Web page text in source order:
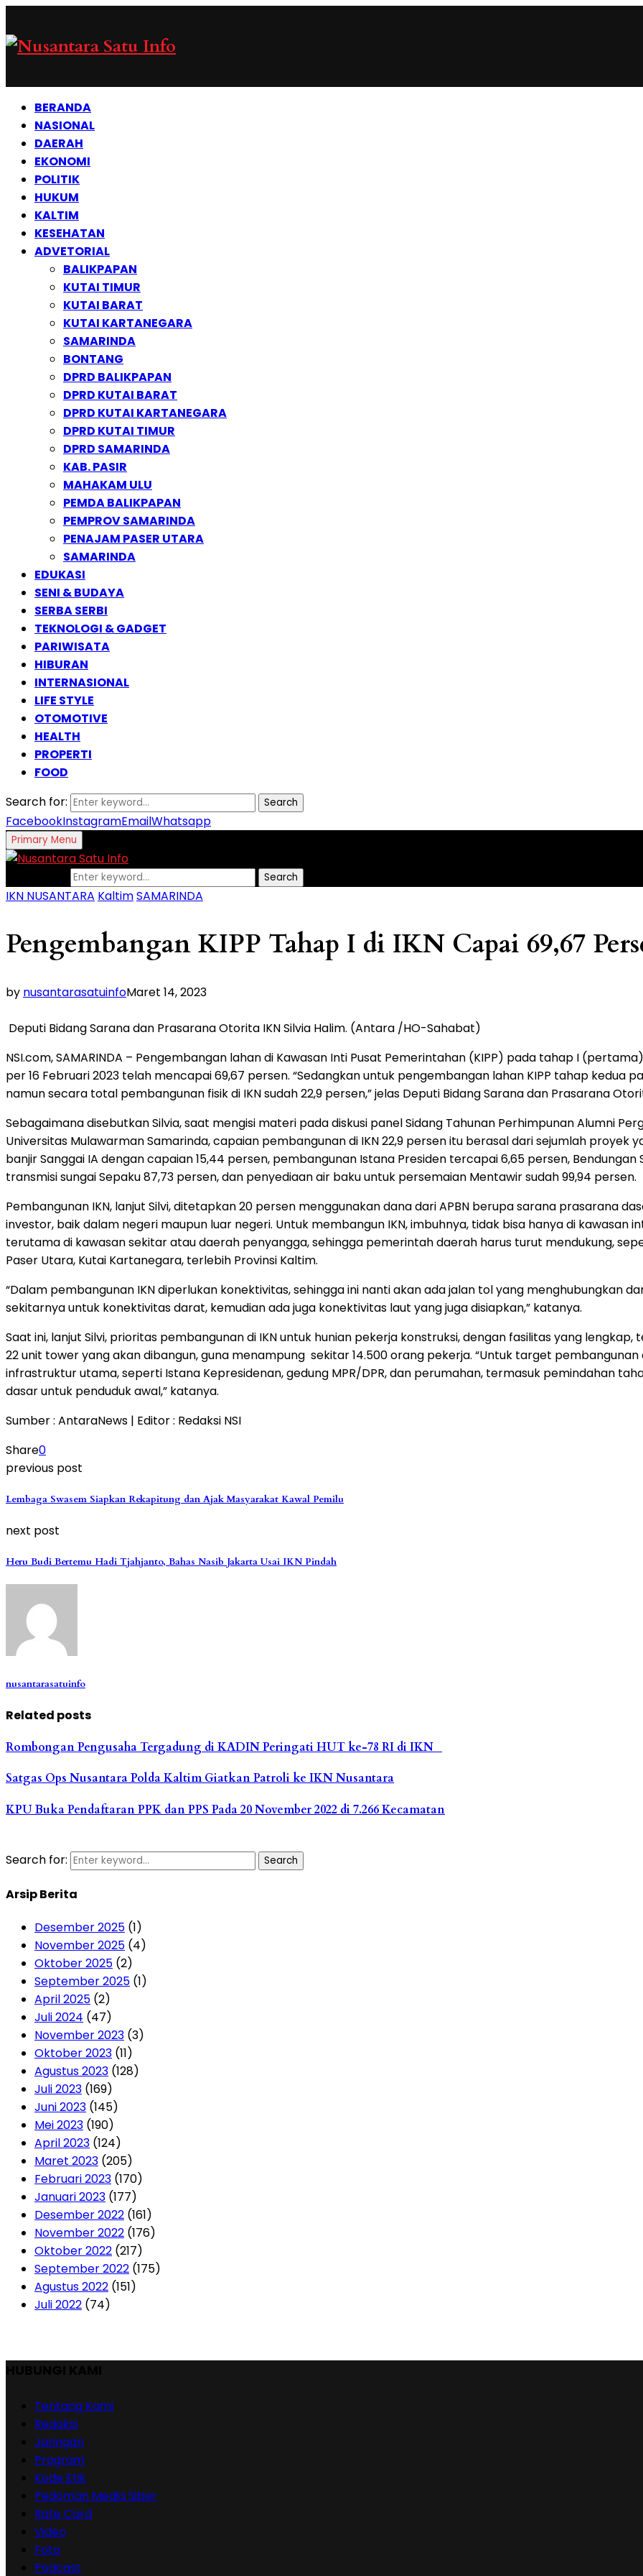
BERANDA
NASIONAL
DAERAH
EKONOMI
POLITIK
HUKUM
KALTIM
KESEHATAN
ADVETORIAL
BALIKPAPAN
KUTAI TIMUR
KUTAI BARAT
KUTAI KARTANEGARA
SAMARINDA
BONTANG
DPRD BALIKPAPAN
DPRD KUTAI BARAT
DPRD KUTAI KARTANEGARA
DPRD KUTAI TIMUR
DPRD SAMARINDA
KAB. PASIR
MAHAKAM ULU
PEMDA BALIKPAPAN
PEMPROV SAMARINDA
PENAJAM PASER UTARA
SAMARINDA
EDUKASI
SENI & BUDAYA
SERBA SERBI
TEKNOLOGI & GADGET
PARIWISATA
HIBURAN
INTERNASIONAL
LIFE STYLE
OTOMOTIVE
HEALTH
PROPERTI
FOOD
Search for:
Search
FacebookInstagramEmailWhatsapp
Primary Menu
Search
IKN NUSANTARA KaltimSAMARINDA
Pengembangan KIPP Tahap I di IKN Capai 69,67
by nusantarasatuinfoMaret 14, 2023
Deputi Bidang Sarana dan Prasarana Otorita IKN Silvia Halim. (Antara /HO-Sahabat)
NSI.com, SAMARINDA – Pengembangan lahan di Kawasan Inti Pusat Pemerintahan (KIPP) pada tahap I
per 16 Februari 2023 telah mencapai 69,67 persen. “Sedangkan untuk pengembangan lahan KIPP tahap kedua
namun secara total pembangunan fisik di IKN sudah 22,9 persen,” jelas Deputi Bidang Sarana dan Prasarana
Sebagaimana disebutkan Silvia, saat mengisi materi pada diskusi panel Sidang Tahunan Perhimpunan Alumni
Universitas Mulawarman Samarinda, capaian pembangunan di IKN 22,9 persen itu berasal dari sejumlah proyek
banjir Sanggai IA dengan capaian 15,44 persen, pembangunan Istana Presiden tercapai 6,65 persen,
transmisi sungai Sepaku 87,73 persen, dan penyediaan air baku untuk persemaian Mentawir sudah 99,94 persen.
Pembangunan IKN, lanjut Silvi, ditetapkan 20 persen menggunakan dana dari APBN berupa sarana prasarana
investor, baik dalam negeri maupun luar negeri. Untuk membangun IKN, imbuhnya, tidak bisa hanya di kawasan
terutama di kawasan sekitar atau daerah penyangga, sehingga pemerintah daerah harus turut mendukung,
Paser Utara, Kutai Kartanegara, terlebih Provinsi Kaltim.
“Dalam pembangunan IKN diperlukan konektivitas, sehingga ini nanti akan ada jalan tol yang menghubungkan
sekitarnya untuk konektivitas darat, kemudian ada juga konektivitas laut yang juga disiapkan,” katanya.
Saat ini, lanjut Silvi, prioritas pembangunan di IKN untuk hunian pekerja konstruksi, dengan fasilitas yang
22 unit tower yang akan dibangun, guna menampung sekitar 14.500 orang pekerja. “Untuk target
infrastruktur utama, seperti Istana Kepresidenan, gedung MPR/DPR, dan perumahan, termasuk pemindahan
dasar untuk penduduk awal,” katanya.
Sumber : AntaraNews | Editor : Redaksi NSI
Share0
previous post
Lembaga Swasem Siapkan Rekapitung dan Ajak Masyarakat Kawal Pemilu
next post
Heru Budi Bertemu Hadi Tjahjanto, Bahas Nasib Jakarta Usai IKN Pindah
nusantarasatuinfo
Related posts
Rombongan Pengusaha Tergadung di KADIN Peringati HUT ke-78 RI di IKN
Satgas Ops Nusantara Polda Kaltim Giatkan Patroli ke IKN Nusantara
KPU Buka Pendaftaran PPK dan PPS Pada 20 November 2022 di 7.266 Kecamatan
Search for: Search
Arsip Berita
Desember 2025 (1)
November 2025 (4)
Oktober 2025 (2)
September 2025 (1)
April 2025 (2)
Juli 2024 (47)
November 2023 (3)
Oktober 2023 (11)
Agustus 2023 (128)
Juli 2023 (169)
Juni 2023 (145)
Mei 2023 (190)
April 2023 (124)
Maret 2023 (205)
Februari 2023 (170)
Januari 2023 (177)
Desember 2022 (161)
November 2022 (176)
Oktober 2022 (217)
September 2022 (175)
Agustus 2022 (151)
Juli 2022 (74)
Tentang Kami
Redaksi
Jaringan
Program
Kode Etik
Pedoman Media Siber
Rate Card
Video
Foto
Podcast